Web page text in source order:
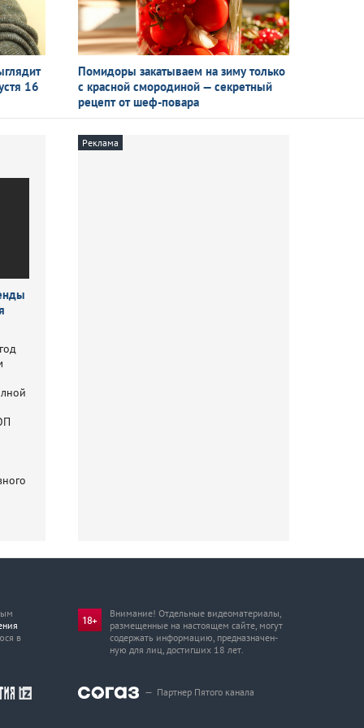
рублей за трек в TikTok
Забыв Хиросиму: Токио обвиняет Москву
и делает ставку на военный союз
Чемпионка мира попала в реанимацию после
неудачной попытки увеличить грудь
«Что-то может пойти не так»: для кого опасны
Отделались ссадинами: как пилотам самолета
Cessna 182 удалось выжить в тайге
Лечит рак? Ученые выявили новые свойства
16
Помидоры закатываем на зиму только
с красной смородиной — секретный
рецептот шеф-повара
Реклама
в
Внимание! Отдельные видеоматериалы,
размещенные на настоящем сайте, могут
содержать информацию, предназначен­
ную для лиц, достигших 18 лет.
— Партнер Пятого канала